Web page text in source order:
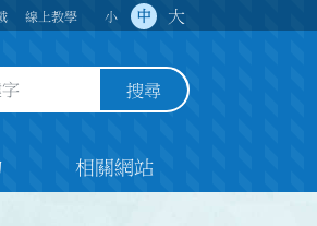
線上教學 小 中 大
搜尋
相關網站